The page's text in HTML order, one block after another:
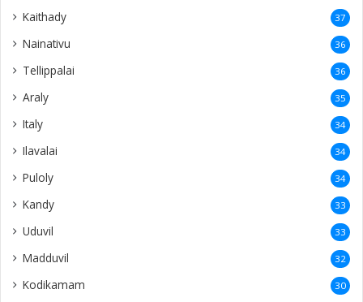
Kaithady 37
Nainativu 36
Tellippalai 36
Araly 35
Italy 34
Ilavalai 34
Puloly 34
Kandy 33
Uduvil 33
Madduvil 32
Kodikamam 30